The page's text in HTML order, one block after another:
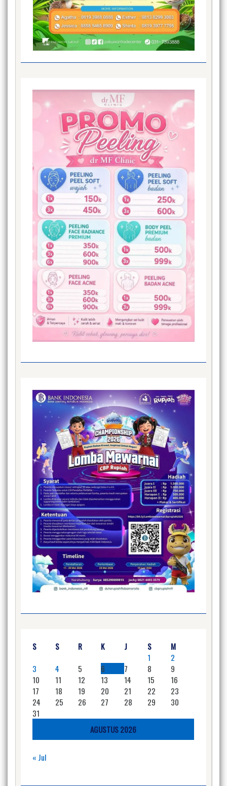
AGUSTUS 2026
S S R K J S
M
1
2
3
4 5 6 7 8
9
10
11 12 13 14 15
16
17
18 19 20 21 22
23
24
25 26 27 28 29
30
31
« Jul